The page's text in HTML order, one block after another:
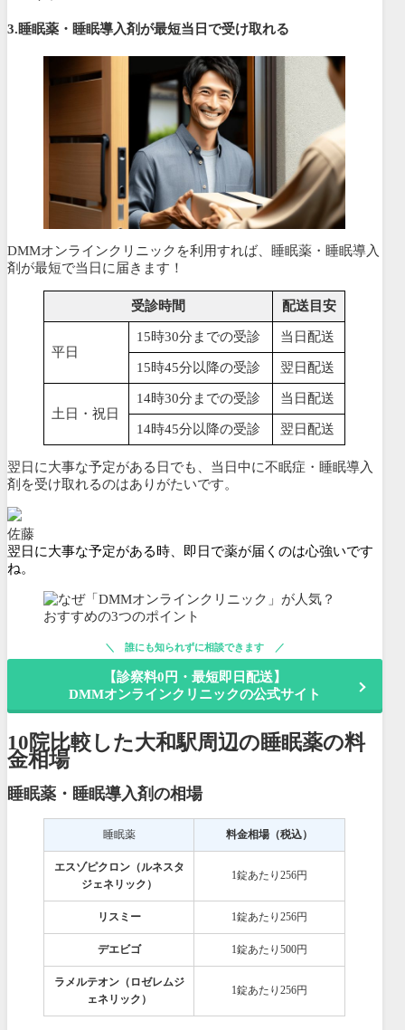
3.睡眠薬・睡眠導入剤が最短当日で受け取れる
DMMオンラインクリニックを利用すれば、睡眠薬・睡眠導入
剤が最短で当日に届きます！
受診時間 配送目安
平日
15時30分までの受診 当日配送
15時45分以降の受診 翌日配送
土日・祝日
14時30分までの受診 当日配送
14時45分以降の受診 翌日配送
翌日に大事な予定がある日でも、当日中に不眠症・睡眠導入
剤を受け取れるのはありがたいです。
佐藤
翌日に大事な予定がある時、即日で薬が届くのは心強いです
ね。
誰にも知られずに相談できます
【診察料0円・最短即日配送】
DMMオンラインクリニックの公式サイト
10院比較した大和駅周辺の睡眠薬の料
金相場
睡眠薬・睡眠導入剤の相場
睡眠薬 料金相場（税込）
エスゾピクロン（ルネスタ
ジェネリック）
1錠あたり256円
リスミー 1錠あたり256円
デエビゴ 1錠あたり500円
ラメルテオン（ロゼレムジ
ェネリック）
1錠あたり256円